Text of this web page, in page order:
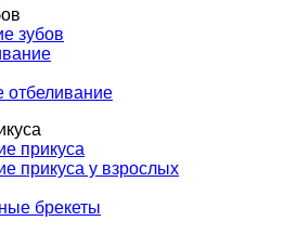
зубов
отбеливание
прикуса
прикуса у взрослых
брекеты